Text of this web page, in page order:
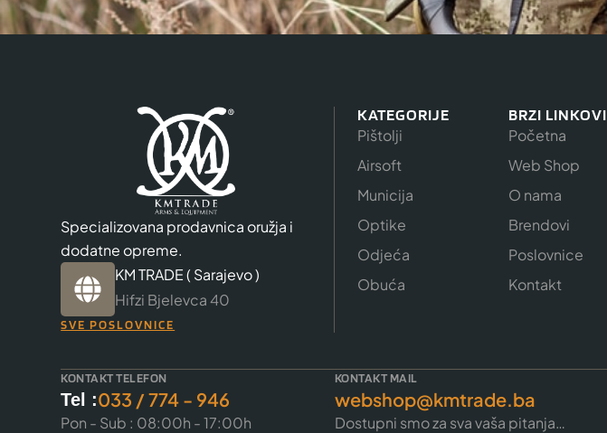
Specializovana prodavnica oružja i
dodatne opreme.
KM TRADE ( Sarajevo )
Hifzi Bjelevca 40
SVE POSLOVNICE
KATEGORIJE
Pištolji
Airsoft
Municija
Optike
Odjeća
Obuća
BRZI LINKOVI
Početna
Web Shop
O nama
Brendovi
Poslovnice
Kontakt
KONTAKT TELEFON
Tel :033 / 774 - 946
Pon - Sub : 08:00h - 17:00h
KONTAKT MAIL
webshop@kmtrade.ba
Dostupni smo za sva vaša pitanja…